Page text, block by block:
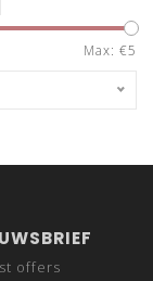
Max: €5
offers